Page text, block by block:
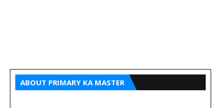
ABOUT PRIMARY KA MASTER